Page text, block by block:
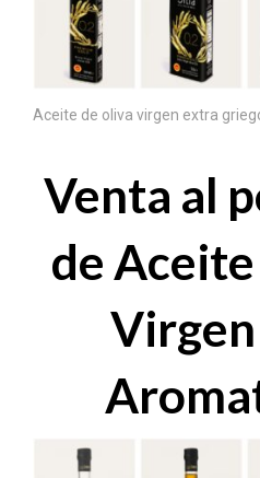
Aceite de oliva virgen extra
Venta al
de